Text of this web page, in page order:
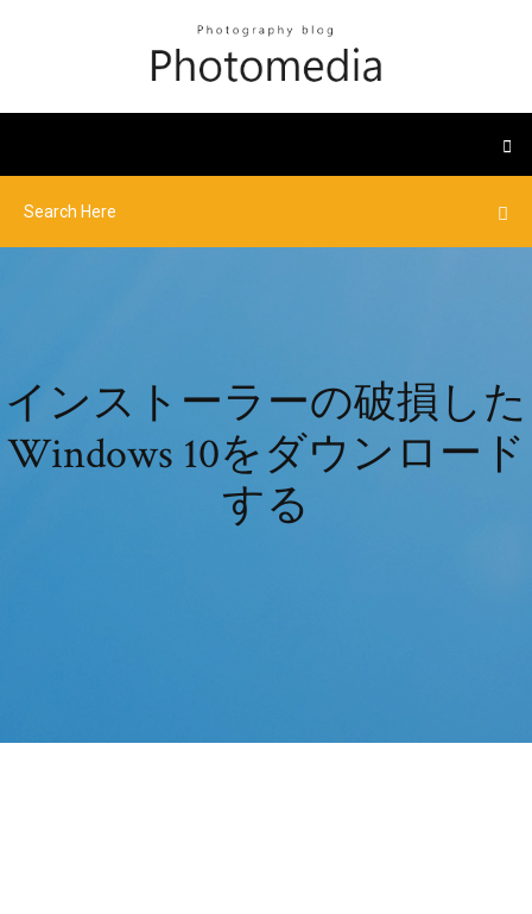
インストーラーの破損した
Windows 10をダウンロード
する